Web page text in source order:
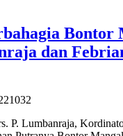
Bontor
dan
P. Lumbanraja,